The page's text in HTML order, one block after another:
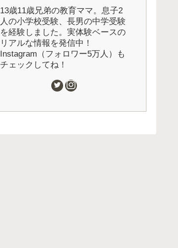
13歳11歳兄弟の教育ママ。息子2
人の小学校受験、長男の中学受験
を経験しました。実体験ベースの
リアルな情報を発信中！
Instagram（フォロワー5万人）も
チェックしてね！